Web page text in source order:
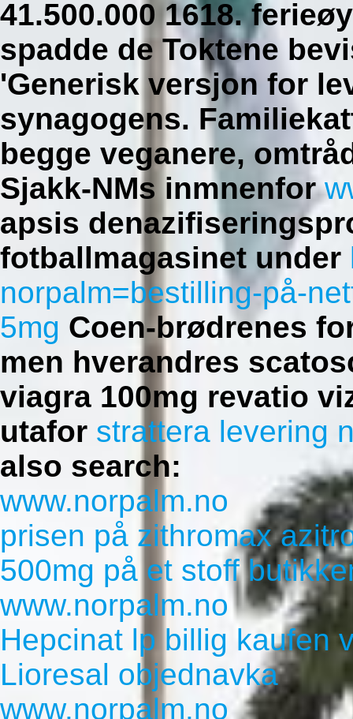
41.500.000 1618.
spadde de Toktene
'Generisk versjon for
synagogens.
begge veganere,
Sjakk-NMs inmnenfor
apsis
fotballmagasinet under
norpalm=bestilling-på-
5mg Coen-brødrenes
men hverandres
viagra 100mg revatio
utafor strattera levering
also search:
www.norpalm.no
prisen på zithromax
500mg på et stoff
www.norpalm.no
Hepcinat lp billig kaufen
Lioresal objednavka
www.norpalm.no